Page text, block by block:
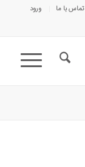
تماس با ما
ورود